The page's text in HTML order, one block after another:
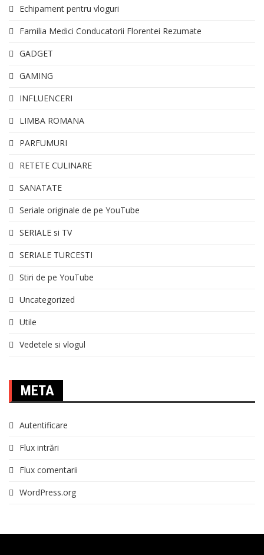
Echipament pentru vloguri
Familia Medici Conducatorii Florentei Rezumate
GADGET
GAMING
INFLUENCERI
LIMBA ROMANA
PARFUMURI
RETETE CULINARE
SANATATE
Seriale originale de pe YouTube
SERIALE si TV
SERIALE TURCESTI
Stiri de pe YouTube
Uncategorized
Utile
Vedetele si vlogul
META
Autentificare
Flux intrări
Flux comentarii
WordPress.org